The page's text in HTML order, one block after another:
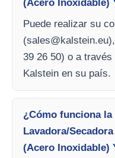
(Acero Inoxidable)
Puede realizar su
(sales@kalstein.eu
39 26 50) o a
Kalstein en su país.
¿Cómo funciona la
Lavadora/
(Acero Inoxidable)